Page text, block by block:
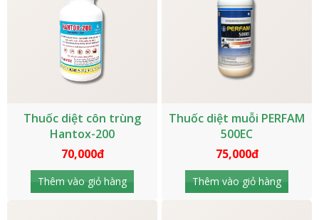
Thuốc diệt côn trùng
Hantox-200
70,000đ
Thêm vào giỏ hàng
Thuốc diệt muỗi PERFAM
500EC
75,000đ
Thêm vào giỏ hàng